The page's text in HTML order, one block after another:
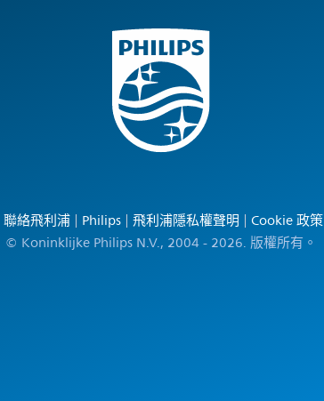
聯絡飛利浦 Philips 飛利浦隱私權聲明 Cookie 政策
© Koninklijke Philips N.V., 2004 - 2026. 版權所有。